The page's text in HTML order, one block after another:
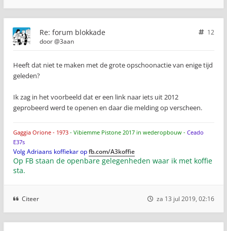
Re: forum blokkade
12
door@3aan
Heeft dat niet te maken met de grote opschoonactie van enige tijd
geleden?
Ik zag in het voorbeeld dat er een link naar iets uit 2012
geprobeerd werd te openen en daar die melding op verscheen.
Gaggia Orione - 1973 - Vibiemme Pistone 2017 in wederopbouw - Ceado
E37s
Volg Adriaans koffiekar opfb.com/A3koffie
Op FB staan de openbare gelegenheden waar ik met koffie
sta.
Citeer za 13 jul 2019, 02:16